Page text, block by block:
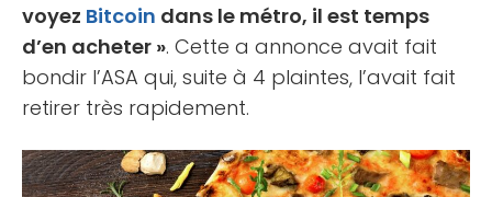
voyez Bitcoin dans le métro, il est temps
d’en acheter ». Cette a annonce avait fait
bondir l’ASA qui, suite à 4 plaintes, l’avait fait
retirer très rapidement.